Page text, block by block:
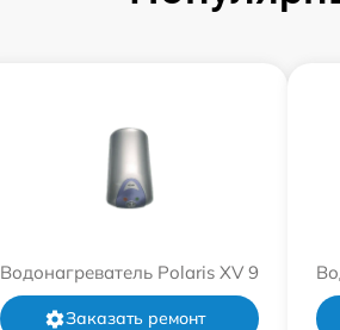
Водонагреватель Polaris XV 9
Заказать ремонт